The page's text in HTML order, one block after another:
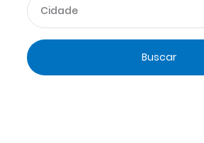
Cidade
Buscar